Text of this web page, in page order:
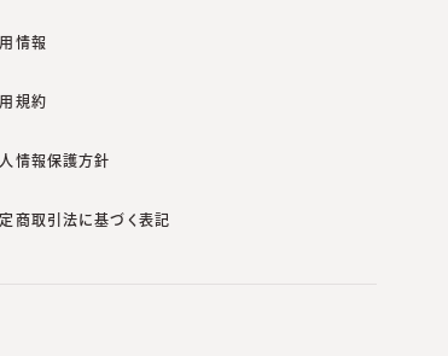
情報
規約
情報保護方針
商取引法に基づく表記